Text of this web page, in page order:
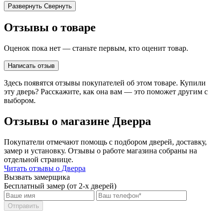
Развернуть Свернуть
Отзывы о товаре
Оценок пока нет — станьте первым, кто оценит товар.
Написать отзыв
Здесь появятся отзывы покупателей об этом товаре. Купили
эту дверь? Расскажите, как она вам — это поможет другим с
выбором.
Отзывы о магазине Дверра
Покупатели отмечают помощь с подбором дверей, доставку,
замер и установку. Отзывы о работе магазина собраны на
отдельной странице.
Читать отзывы о Дверра
Вызвать замерщика
Бесплатный замер (от 2-х дверей)
Отправить